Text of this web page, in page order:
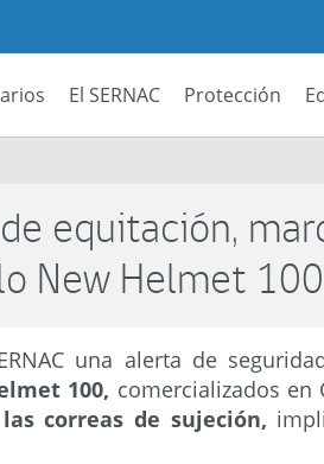
El SERNAC Protección
equitación,
New Helmet
una alerta de
100, comercializados
correas de sujeción,